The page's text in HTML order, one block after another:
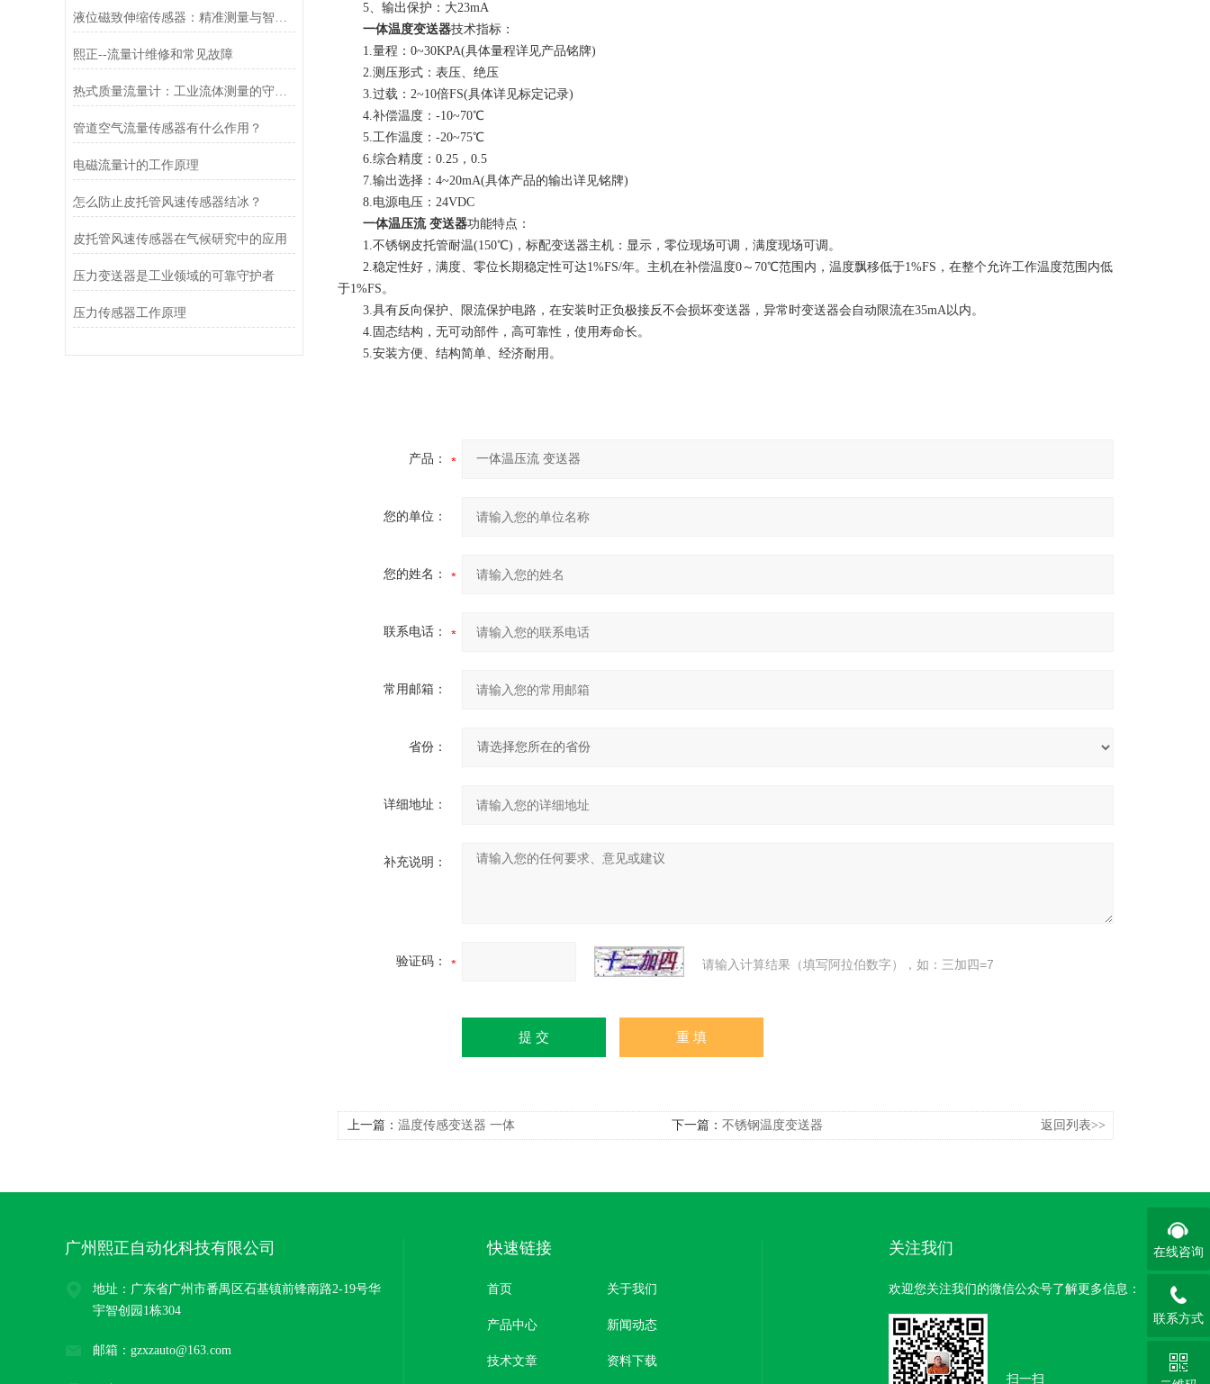
液位磁致伸缩传感器：精准测量与智能应用
熙正--流量计维修和常见故障
热式质量流量计：工业流体测量的守护者
管道空气流量传感器有什么作用？
电磁流量计的工作原理
怎么防止皮托管风速传感器结冰？
皮托管风速传感器在气候研究中的应用
压力变送器是工业领域的可靠守护者
压力传感器工作原理
5、输出保护：大23mA
一体温度变送器技术指标：
1.量程：0~30KPA(具体量程详见产品铭牌)
2.测压形式：表压、绝压
3.过载：2~10倍FS(具体详见标定记录)
4.补偿温度：-10~70℃
5.工作温度：-20~75℃
6.综合精度：0.25，0.5
7.输出选择：4~20mA(具体产品的输出详见铭牌)
8.电源电压：24VDC
一体温压流 变送器功能特点：
1.不锈钢皮托管耐温(150℃)，标配变送器主机：显示，零位现场可调，满度现场可调。
2.稳定性好，满度、零位长期稳定性可达1%FS/年。主机在补偿温度0～70℃范围内，温度飘移低于1%FS，在整个允许工作温度范围内低
于1%FS。
3.具有反向保护、限流保护电路，在安装时正负极接反不会损坏变送器，异常时变送器会自动限流在35mA以内。
4.固态结构，无可动部件，高可靠性，使用寿命长。
5.安装方便、结构简单、经济耐用。
产品：
您的单位：
您的姓名：
联系电话：
常用邮箱：
省份：
详细地址：
补充说明：
验证码： 请输入计算结果（填写阿拉伯数字），如：三加四=7
上一篇： 温度传感变送器 一体 下一篇： 不锈钢温度变送器 返回列表>>
广州熙正自动化科技有限公司
地址：广东省广州市番禺区石基镇前锋南路2-19号华
宇智创园1栋304
邮箱：gzxzauto@163.com
快速链接
首页 关于我们
产品中心 新闻动态
技术文章 资料下载
关注我们
欢迎您关注我们的微信公众号了解更多信息：
扫一扫
在线咨询
联系方式